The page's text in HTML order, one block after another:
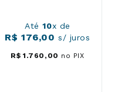
Até10x de
R$ 176,00 s/ juros
R$ 1 .760 , 00 no PIX